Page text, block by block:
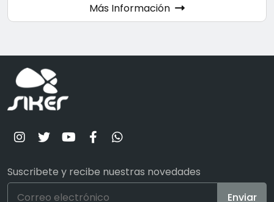
Más Información
Suscribete y recibe nuestras novedades
Enviar